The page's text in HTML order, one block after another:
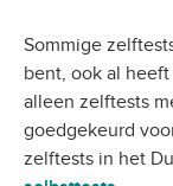
Sommige
bent, ook al
alleen zelftests
goedgekeurd
zelftests in het